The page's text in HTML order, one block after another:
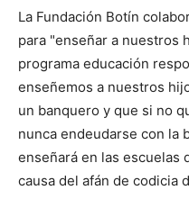
La Fundación Botín
para "enseñar a nuestros
programa educación
enseñemos a nuestros
un banquero y que si no
nunca endeudarse con la
enseñará en las escuelas
causa del afán de codicia